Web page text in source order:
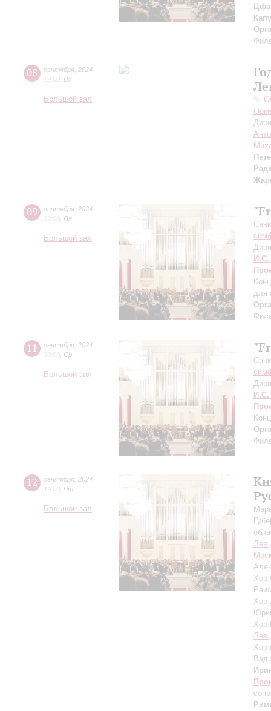
08 сентября 2024
19:00 Вс
Большой зал
09 сентября 2024
20:00 Пн
Большой зал
И.С.
для
11 сентября 2024
20:00 Ср
Большой зал
И.С.
12 сентября 2024
19:00 Чт
Большой зал
Лев
Хор
Хор
Хор
Лев
Хор